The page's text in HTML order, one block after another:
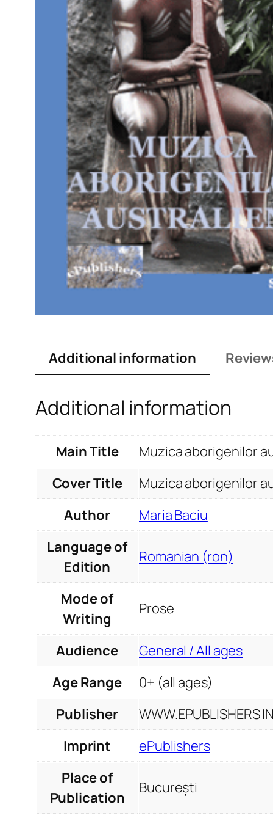
Additional information
Additional information
Main Title
Muzica aborigenilor
Cover Title
Muzica aborigenilor
Author
Maria Baciu
Language of
Edition
Romanian (ron)
Mode of
Writing
Prose
Audience
General / All ages
Age Range
0+ (all ages)
Publisher
WWW.EPUBLISHERS
Imprint
ePublishers
Place of
Publication
București